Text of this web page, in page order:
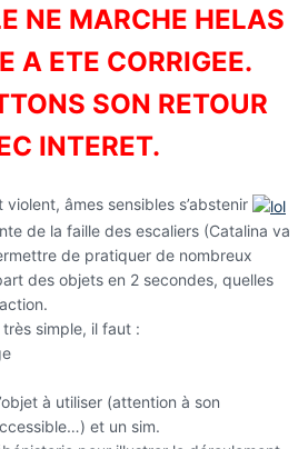
NE MARCHE HELAS
A ETE CORRIGEE.
SON RETOUR
INTERET.
âmes sensibles s’abstenir
de la faille des escaliers (Catalina va
de pratiquer de nombreux
des objets en 2 secondes, quelles
simple, il faut :
à utiliser (attention à son
et un sim.